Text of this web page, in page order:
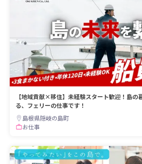
【地域貢献×移住】未経験スタート歓迎！島の
る、フェリーの仕事です！
島根県隠岐の島町
お仕事